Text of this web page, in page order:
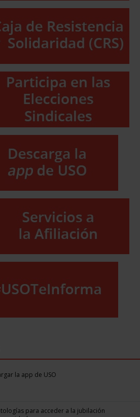
la app de USO
para acceder a la jubilación